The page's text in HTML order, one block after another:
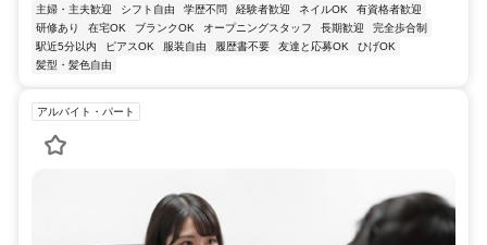
主婦・主夫歓迎 シフト自由 学歴不問 経験者歓迎 ネイルOK
有資格者歓迎
研修あり
在宅OK ブランクOK オープニングスタッフ 長期歓迎
完全歩合制
駅近5分以内
ピアスOK 服装自由 履歴書不要 友達と応募OK
ひげOK
髪型・髪色自由
アルバイト・パート